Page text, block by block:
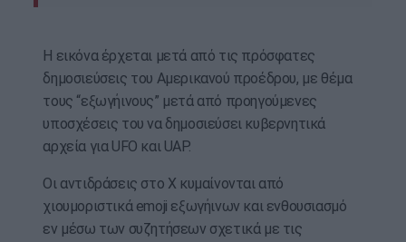
Η εικόνα έρχεται μετά από τις πρόσφατες
δημοσιεύσεις του Αμερικανού προέδρου, με θέμα
τους “εξωγήινους” μετά από προηγούμενες
υποσχέσεις του να δημοσιεύσει κυβερνητικά
αρχεία για UFO και UAP.
Οι αντιδράσεις στο X κυμαίνονται από
χιουμοριστικά emoji εξωγήινων και ενθουσιασμό
εν μέσω των συζητήσεων σχετικά με τις